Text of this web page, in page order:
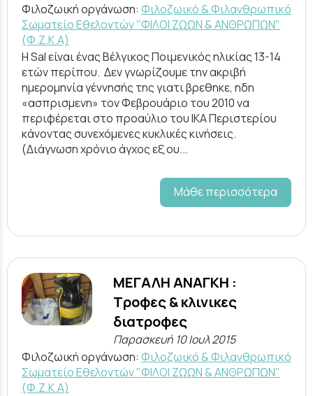
Φιλοζωική οργάνωση: Φιλοζωικό & Φιλανθρωπικό
Σωματείο Εθελοντών "ΦΙΛΟΙ ΖΩΩΝ & ΑΝΘΡΩΠΩΝ"
(Φ.Ζ.Κ.Α)
Η Sal είναι ένας Βέλγικος Ποιμενικός ηλικίας 13-14
ετών περίπου. Δεν γνωρίζουμε την ακριβή
ημερομηνία γέννησής της γιατι βρεθηκε, ηδη
«ασπρισμενη» τον Φεβρουάριο του 2010 να
περιφέρεται στο προαύλιο του ΙΚΑ Περιστερίου
κάνοντας συνεχόμενες κυκλικές κινήσεις.
(Διάγνωση χρόνιο άγχος εξ ου...
Μάθε περισσότερα
ΜΕΓΑΛΗ ΑΝΑΓΚΗ :
Τροφες & κλινικες
διατροφες
Παρασκευή 10 Ιουλ 2015
Φιλοζωική οργάνωση: Φιλοζωικό & Φιλανθρωπικό
Σωματείο Εθελοντών "ΦΙΛΟΙ ΖΩΩΝ & ΑΝΘΡΩΠΩΝ"
(Φ.Ζ.Κ.Α)